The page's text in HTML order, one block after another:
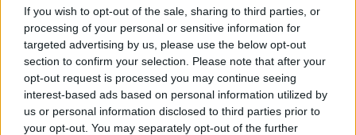
If you wish to opt-out of the sale, sharing to third parties, or
processing of your personal or sensitive information for
targeted advertising by us, please use the below opt-out
section to confirm your selection. Please note that after your
opt-out request is processed you may continue seeing
interest-based ads based on personal information utilized by
us or personal information disclosed to third parties prior to
your opt-out. You may separately opt-out of the further